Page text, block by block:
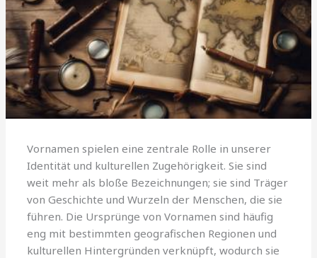
Vornamen spielen eine zentrale Rolle in unserer
Identität und kulturellen Zugehörigkeit. Sie sind
weit mehr als bloße Bezeichnungen; sie sind Träger
von Geschichte und Wurzeln der Menschen, die sie
führen. Die Ursprünge von Vornamen sind häufig
eng mit bestimmten geografischen Regionen und
kulturellen Hintergründen verknüpft, wodurch sie